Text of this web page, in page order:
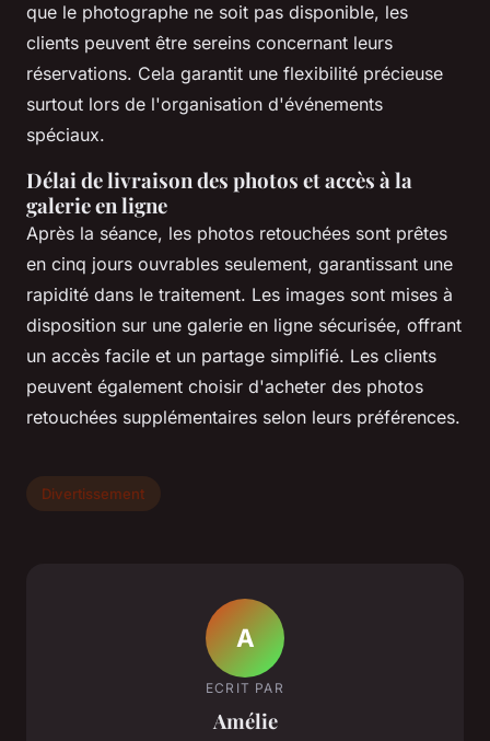
que le photographe ne soit pas disponible, les
clients peuvent être sereins concernant leurs
réservations. Cela garantit une flexibilité précieuse
surtout lors de l'organisation d'événements
spéciaux.
Délai de livraison des photos et accès à la
galerie en ligne
Après la séance, les photos retouchées sont prêtes
en cinq jours ouvrables seulement, garantissant une
rapidité dans le traitement. Les images sont mises à
disposition sur une galerie en ligne sécurisée, offrant
un accès facile et un partage simplifié. Les clients
peuvent également choisir d'acheter des photos
retouchées supplémentaires selon leurs préférences.
Divertissement
A
ECRIT PAR
Amélie